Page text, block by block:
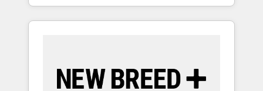
HubSpotアワード受賞・HUGリーダー ✓
AI活用に関するご相談、現状整理の壁打ちな
ど、構想段階からお気軽にお問い合わせくださ
Five-Star Reviews
divisions Globalia (AI & Software) and Point
Success Media (Paid Media), making this the
by Globalia’s technical development team. -